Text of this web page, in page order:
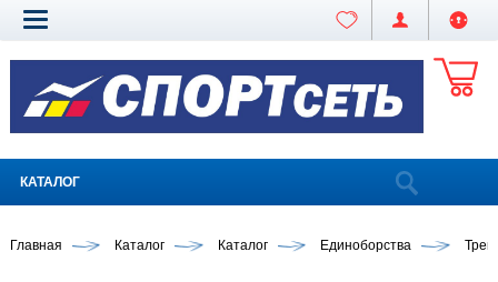
КАТАЛОГ
Главная Каталог Каталог Единоборства